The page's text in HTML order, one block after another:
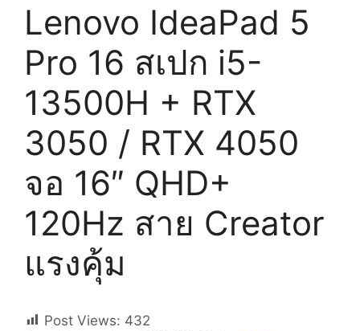
Lenovo IdeaPad 5
Pro 16 สเปก i5-
13500H + RTX
3050 / RTX 4050
จอ 16″ QHD+
120Hz สาย Creator
แรงคุ้ม
Post Views: 432